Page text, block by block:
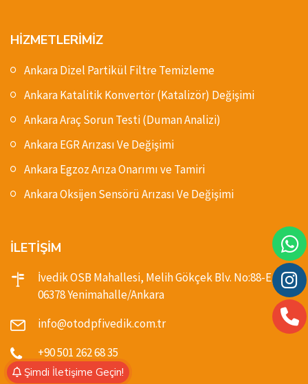
Şimdi İletişime Geçin!
HİZMETLERİMİZ
Ankara Dizel Partikül Filtre Temizleme
Ankara Katalitik Konvertör (Katalizör) Değişimi
Ankara Araç Sorun Testi (Duman Analizi)
Ankara EGR Arızası Ve Değişimi
Ankara Egzoz Arıza Onarımı ve Tamiri
Ankara Oksijen Sensörü Arızası Ve Değişimi
İLETİŞİM
İvedik OSB Mahallesi, Melih Gökçek Blv. No:88-E,
06378 Yenimahalle/Ankara
info@otodpfivedik.com.tr
+90 501 262 68 35